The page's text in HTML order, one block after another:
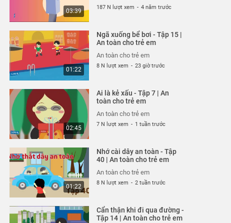
03:23
em
An toàn cho trẻ em
03:42
cho trẻ em
An toàn cho trẻ em
03:35
em
An toàn cho trẻ em
trẻ em
An toàn cho trẻ em
03:39
187 N lượt xem - 4 năm trước
01:22
Ngã xuống bể bơi - Tập 15 |
An toàn cho trẻ em
An toàn cho trẻ em
8 N lượt xem - 23 giờ trước
02:45
Ai là kẻ xấu - Tập 7 | An
toàn cho trẻ em
An toàn cho trẻ em
7 N lượt xem - 1 tuần trước
01:22
Nhớ cài dây an toàn - Tập
40 | An toàn cho trẻ em
An toàn cho trẻ em
8 N lượt xem - 2 tuần trước
Cẩn thận khi đi qua đường -
Tập 14 | An toàn cho trẻ em